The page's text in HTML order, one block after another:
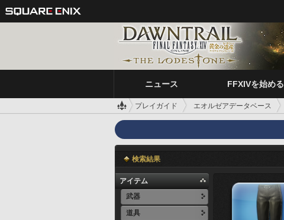
ニュース FFXIVを始める
プレイガイド エオルゼアデータベース
検索結果
アイテム
武器
道具